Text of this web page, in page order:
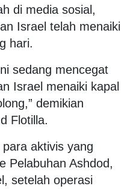
di media sosial,
Israel telah menaiki
hari.
sedang mencegat
Israel menaiki kapal
demikian
Flotilla.
aktivis yang
Pelabuhan Ashdod,
setelah operasi